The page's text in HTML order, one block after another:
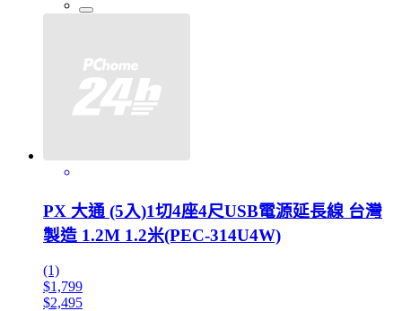
PX 大通 (5入)1切4座4尺USB電源延長線 台灣
製造 1.2M 1.2米(PEC-314U4W)
(1)
$1,799
$2,495